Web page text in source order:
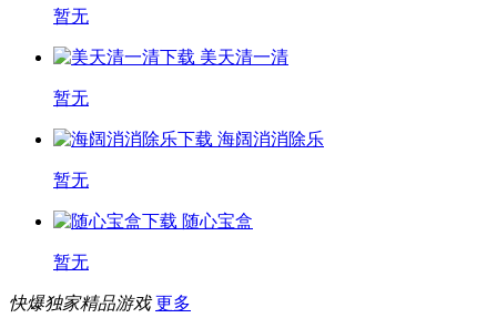
暂无
美天清一清
暂无
海阔消消除乐
暂无
随心宝盒
暂无
快爆独家精品游戏 更多